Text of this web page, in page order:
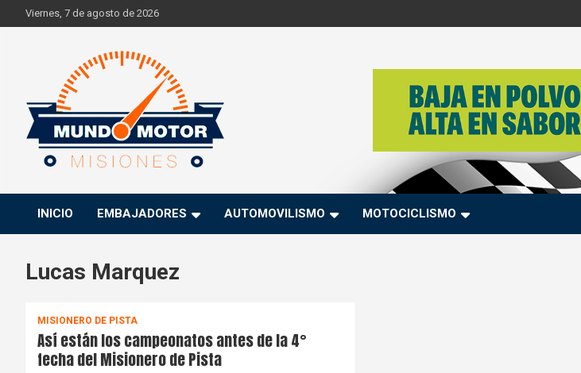
to
Viernes, 7 de agosto de 2026
Mundo Motor Misiones
INICIO EMBAJADORES AUTOMOVILISMO MOTOCICLISMO
Lucas Marquez
MISIONERO DE PISTA
Así están los campeonatos antes de la 4°
fecha del Misionero de Pista